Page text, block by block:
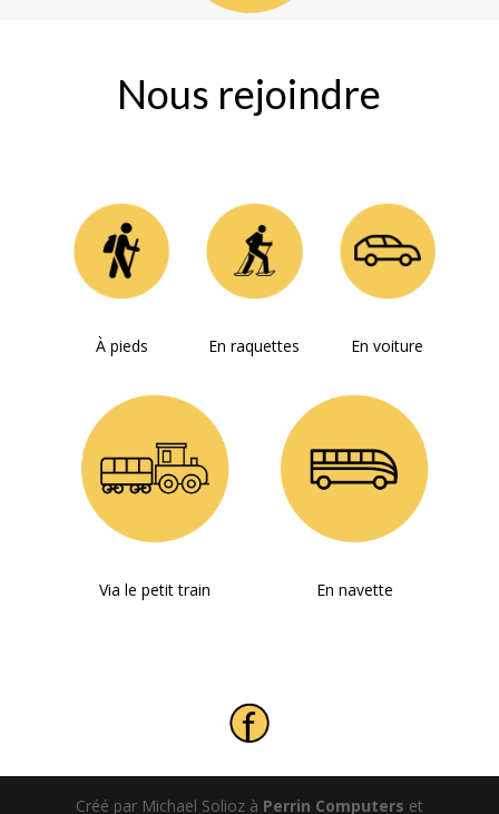
Nous rejoindre
À pieds En raquettes En voiture
Via le petit train En navette
Créé par Michael Solioz à Perrin Computers et